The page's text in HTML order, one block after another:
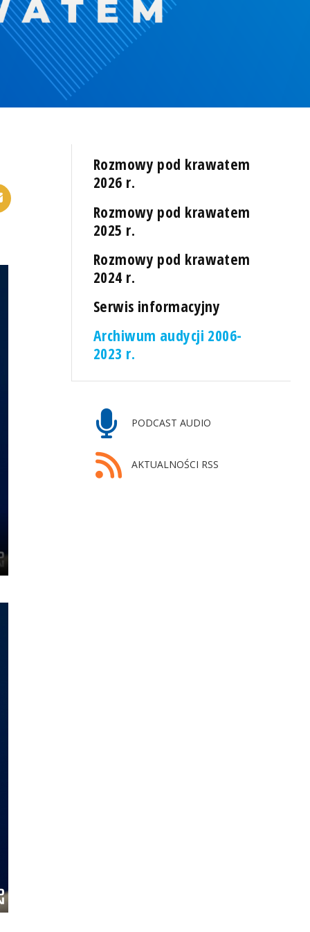
Rozmowy pod krawatem
2026 r.
Rozmowy pod krawatem
2025 r.
Rozmowy pod krawatem
2024 r.
Serwis informacyjny
Archiwum audycji 2006-
2023 r.
PODCAST AUDIO
AKTUALNOŚCI RSS